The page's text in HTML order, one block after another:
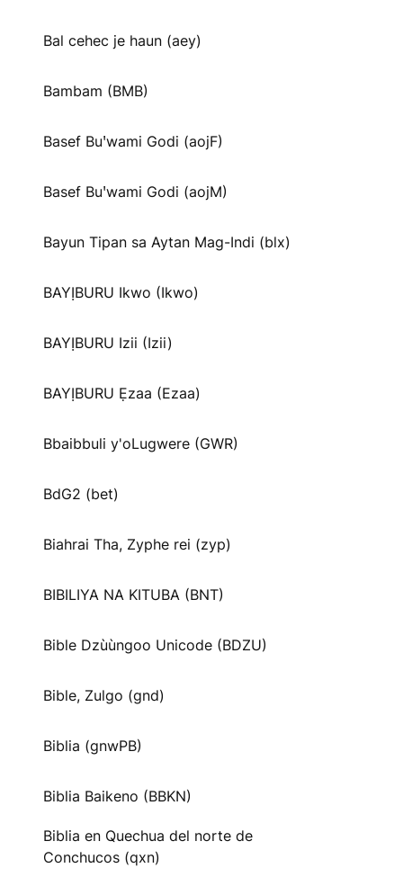
Bal cehec je haun (aey)
Bambam (BMB)
Basef Buꞌwami Godi (aojF)
Basef Buꞌwami Godi (aojM)
Bayun Tipan sa Aytan Mag-Indi (blx)
BAYỊBURU Ikwo (Ikwo)
BAYỊBURU Izii (Izii)
BAYỊBURU Ẹzaa (Ezaa)
Bbaibbuli y'oLugwere (GWR)
BdG2 (bet)
Biahrai Tha, Zyphe rei (zyp)
BIBILIYA NA KITUBA (BNT)
Bible Dzùùngoo Unicode (BDZU)
Bible, Zulgo (gnd)
Biblia (gnwPB)
Biblia Baikeno (BBKN)
Biblia en Quechua del norte de
Conchucos (qxn)